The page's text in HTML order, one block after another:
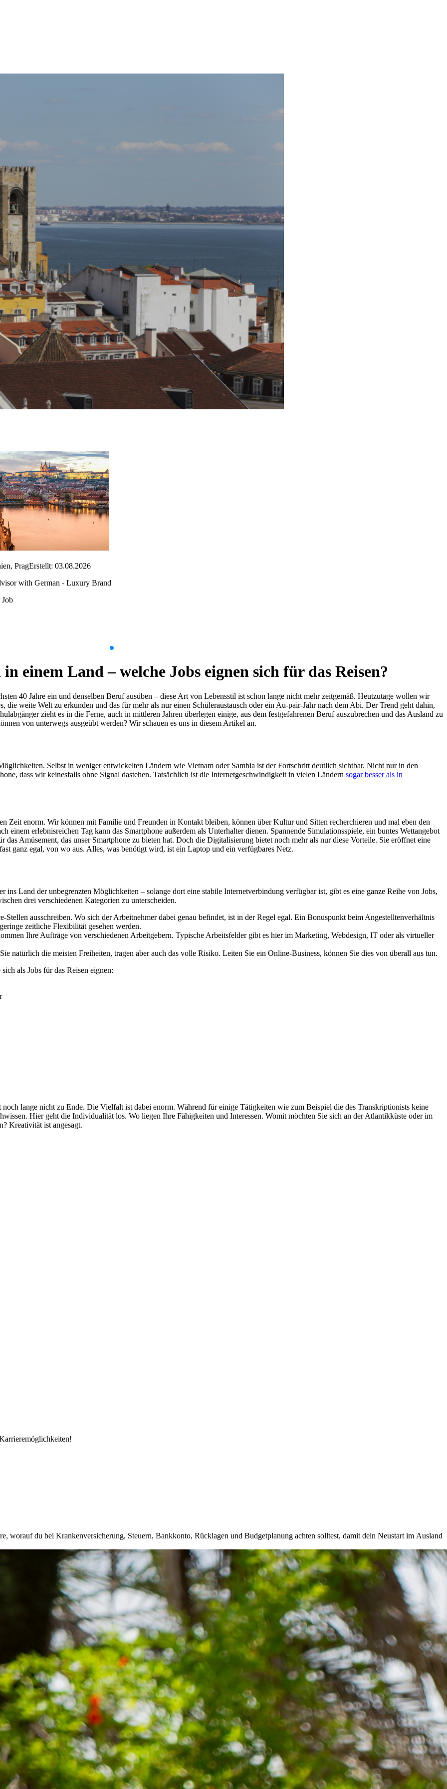
PragErstellt: 03.08.2026
with German - Luxury Brand
Job
einem Land ‒ welche Jobs eignen sich für das Reisen?
40 Jahre ein und denselben Beruf ausüben ‒ diese Art von Lebensstil ist schon lange nicht mehr zeitgemäß. Heutzutage wollen wir
weite Welt zu erkunden und das für mehr als nur einen Schüleraustausch oder ein Au-pair-Jahr nach dem Abi. Der Trend geht dahin,
zieht es in die Ferne, auch in mittleren Jahren überlegen einige, aus dem festgefahrenen Beruf auszubrechen und das Ausland zu
von unterwegs ausgeübt werden? Wir schauen es uns in diesem Artikel an.
Selbst in weniger entwickelten Ländern wie Vietnam oder Sambia ist der Fortschritt deutlich sichtbar. Nicht nur in den
dass wir keinesfalls ohne Signal dastehen. Tatsächlich ist die Internetgeschwindigkeit in vielen Ländern sogar besser als in
Zeit enorm. Wir können mit Familie und Freunden in Kontakt bleiben, können über Kultur und Sitten recherchieren und mal eben den
erlebnisreichen Tag kann das Smartphone außerdem als Unterhalter dienen. Spannende Simulationsspiele, ein buntes Wettangebot
Amüsement, das unser Smartphone zu bieten hat. Doch die Digitalisierung bietet noch mehr als nur diese Vorteile. Sie eröffnet eine
ganz egal, von wo aus. Alles, was benötigt wird, ist ein Laptop und ein verfügbares Netz.
ins Land der unbegrenzten Möglichkeiten ‒ solange dort eine stabile Internetverbindung verfügbar ist, gibt es eine ganze Reihe von Jobs,
drei verschiedenen Kategorien zu unterscheiden.
ausschreiben. Wo sich der Arbeitnehmer dabei genau befindet, ist in der Regel egal. Ein Bonuspunkt beim Angestelltenverhältnis
zeitliche Flexibilität gesehen werden.
Ihre Aufträge von verschiedenen Arbeitgebern. Typische Arbeitsfelder gibt es hier im Marketing, Webdesign, IT oder als virtueller
natürlich die meisten Freiheiten, tragen aber auch das volle Risiko. Leiten Sie ein Online-Business, können Sie dies von überall aus tun.
als Jobs für das Reisen eignen:
lange nicht zu Ende. Die Vielfalt ist dabei enorm. Während für einige Tätigkeiten wie zum Beispiel die des Transkriptionists keine
Hier geht die Individualität los. Wo liegen Ihre Fähigkeiten und Interessen. Womit möchten Sie sich an der Atlantikküste oder im
Kreativität ist angesagt.
worauf du bei Krankenversicherung, Steuern, Bankkonto, Rücklagen und Budgetplanung achten solltest, damit dein Neustart im Ausland